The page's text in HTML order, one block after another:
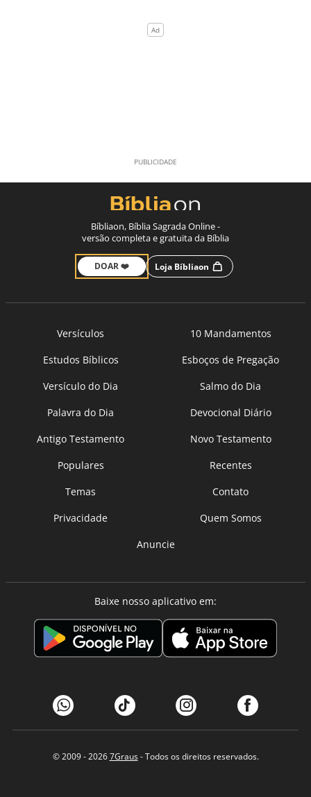
Bíbliaon, Bíblia Sagrada Online -
versão completa e gratuita da Bíblia
DOAR ❤️ Loja Bíbliaon
Versículos
10 Mandamentos
Estudos Bíblicos
Esboços de Pregação
Versículo do Dia
Salmo do Dia
Palavra do Dia
Devocional Diário
Antigo Testamento
Novo Testamento
Populares
Recentes
Temas
Contato
Privacidade
Quem Somos
Anuncie
Baixe nosso aplicativo em:
© 2009 - 20267Graus- Todos os direitos reservados.